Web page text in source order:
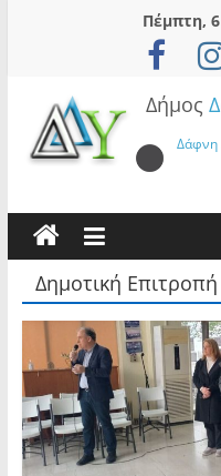
Πέμπτη,
Δήμος
Δάφνη
Δημοτική